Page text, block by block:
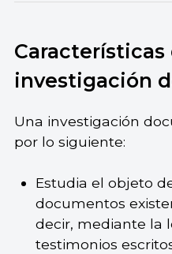
Características
investigación
Una investigación
por lo siguiente:
Estudia el objeto
documentos
decir, mediante la
testimonios